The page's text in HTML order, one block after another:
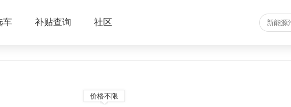
车 补贴查询 社区
价格不限